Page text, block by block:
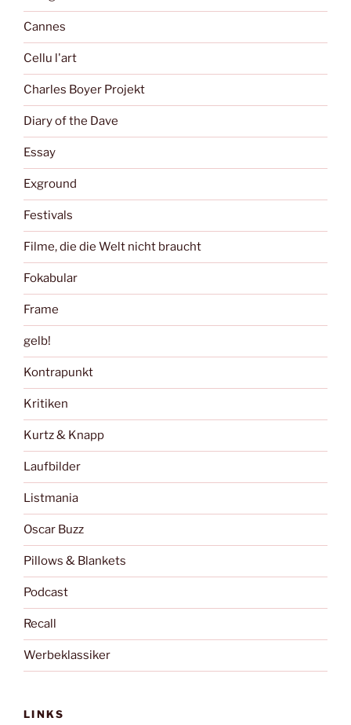
Cannes
Cellu l'art
Charles Boyer Projekt
Diary of the Dave
Essay
Exground
Festivals
Filme, die die Welt nicht braucht
Fokabular
Frame
gelb!
Kontrapunkt
Kritiken
Kurtz & Knapp
Laufbilder
Listmania
Oscar Buzz
Pillows & Blankets
Podcast
Recall
Werbeklassiker
LINKS